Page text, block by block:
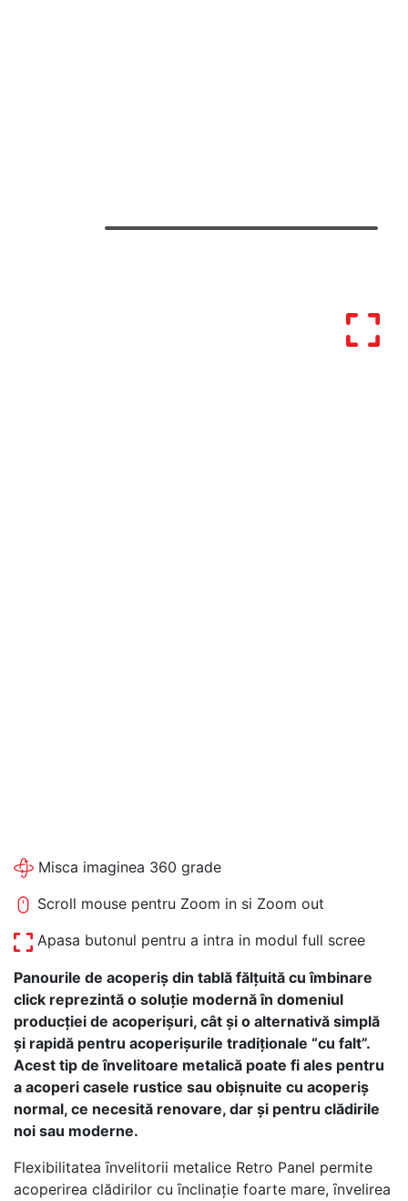
Misca imaginea 360 grade
Scroll mouse pentru Zoom in si Zoom out
Apasa butonul pentru a intra in modul full scree
Panourile de acoperiș din tablă fălțuită cu îmbinare
click reprezintă o soluție modernă în domeniul
producției de acoperișuri, cât și o alternativă simplă
și rapidă pentru acoperișurile tradiționale “cu falt”.
Acest tip de învelitoare metalică poate fi ales pentru
a acoperi casele rustice sau obişnuite cu acoperiş
normal, ce necesită renovare, dar şi pentru clădirile
noi sau moderne.
Flexibilitatea ȋnvelitorii metalice Retro Panel permite
acoperirea clădirilor cu ȋnclinație foarte mare, ȋnvelirea